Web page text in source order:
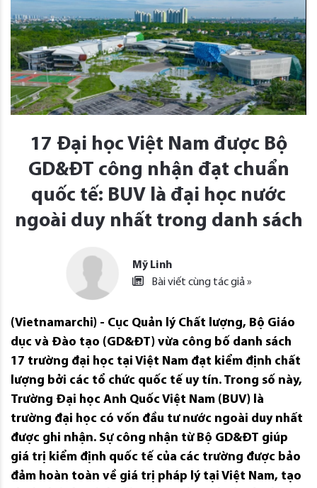
17 Đại học Việt Nam được Bộ
GD&ĐT công nhận đạt chuẩn
quốc tế: BUV là đại học nước
ngoài duy nhất trong danh sách
Mỹ Linh
Bài viết cùng tác giả »
(Vietnamarchi) - Cục Quản lý Chất lượng, Bộ Giáo
dục và Đào tạo (GD&ĐT) vừa công bố danh sách
17 trường đại học tại Việt Nam đạt kiểm định chất
lượng bởi các tổ chức quốc tế uy tín. Trong số này,
Trường Đại học Anh Quốc Việt Nam (BUV) là
trường đại học có vốn đầu tư nước ngoài duy nhất
được ghi nhận. Sự công nhận từ Bộ GD&ĐT giúp
giá trị kiểm định quốc tế của các trường được bảo
đảm hoàn toàn về giá trị pháp lý tại Việt Nam, tạo